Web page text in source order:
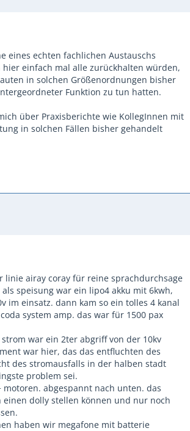
eines echten fachlichen Austauschs
einfach mal alle zurückhalten würden,
in solchen Größenordnungen bisher
Funktion zu tun hatten.
über Praxisberichte wie KollegInnen mit
in solchen Fällen bisher gehandelt
linie airay coray für reine sprachdurchsage
speisung war ein lipo4 akku mit 6kwh,
im einsatz. dann kam so ein tolles 4 kanal
system amp. das war für 1500 pax
war ein 2ter abgriff von der 10kv
war hier, das das entfluchten des
des stromausfalls in der halben stadt
problem sei.
motoren. abgespannt nach unten. das
dolly stellen können und nur noch
haben wir megafone mit batterie